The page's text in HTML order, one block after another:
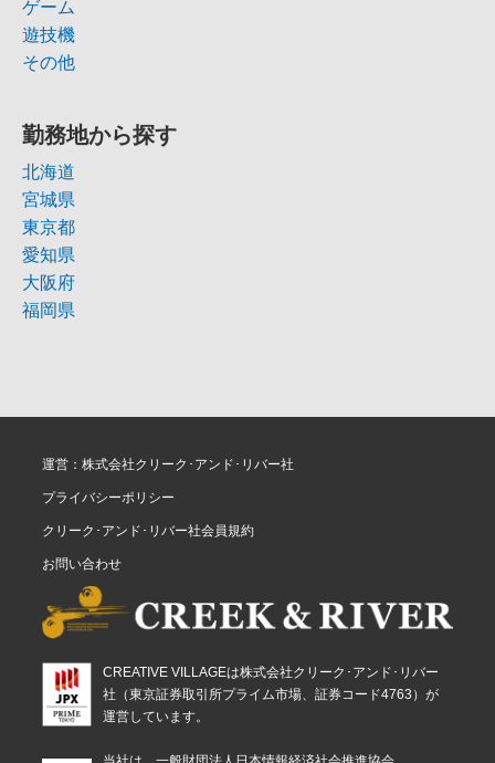
ゲーム
遊技機
その他
勤務地から探す
北海道
宮城県
東京都
愛知県
大阪府
福岡県
運営：株式会社クリーク･アンド･リバー社
プライバシーポリシー
クリーク･アンド･リバー社会員規約
お問い合わせ
CREATIVE VILLAGEは株式会社クリーク･アンド･リバー
社（東京証券取引所プライム市場、証券コード4763）が
運営しています。